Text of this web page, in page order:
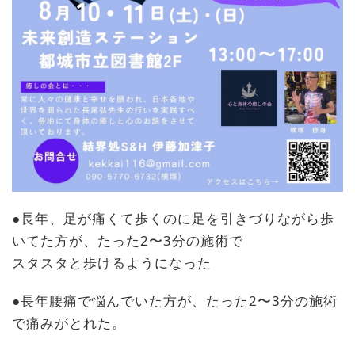
●長年、足が痛くて歩くのに足を引きづりながら歩
いてた方が、たった2〜3分の施術で
スタスタと歩けるようになった
●長年腰痛で悩んでいた方が、たった2〜3分の施術
で痛みがとれた。